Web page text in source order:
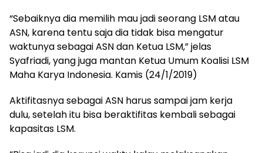
“Sebaiknya dia memilih mau jadi seorang LSM atau
ASN, karena tentu saja dia tidak bisa mengatur
waktunya sebagai ASN dan Ketua LSM,” jelas
Syafriadi, yang juga mantan Ketua Umum Koalisi LSM
Maha Karya Indonesia. Kamis (24/1/2019)
Aktifitasnya sebagai ASN harus sampai jam kerja
dulu, setelah itu bisa beraktifitas kembali sebagai
kapasitas LSM.